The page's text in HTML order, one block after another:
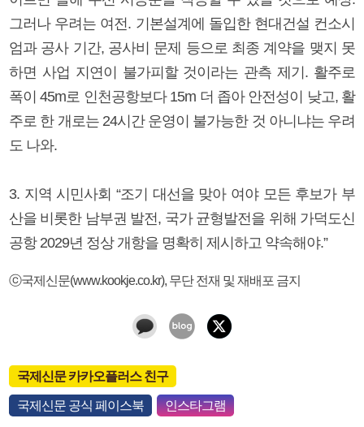
그러나 우려는 여전. 기본설계에 돌입한 현대건설 컨소시
엄과 공사 기간, 공사비 문제 등으로 최종 계약을 맺지 못
하면 사업 지연이 불가피할 것이라는 관측 제기. 활주로
폭이 45m로 인천공항보다 15m 더 좁아 안전성이 낮고, 활
주로 한 개로는 24시간 운영이 불가능한 것 아니냐는 우려
도 나와.
3. 지역 시민사회 “조기 대선을 맞아 여야 모든 후보가 부
산을 비롯한 남부권 발전, 국가 균형발전을 위해 가덕도신
공항 2029년 정상 개항을 명확히 제시하고 약속해야.”
ⓒ국제신문(www.kookje.co.kr), 무단 전재 및 재배포 금지
국제신문 카카오플러스 친구
국제신문 공식 페이스북 인스타그램